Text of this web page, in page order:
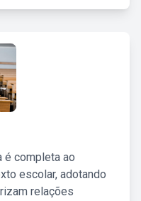
é completa ao
escolar, adotando
relações